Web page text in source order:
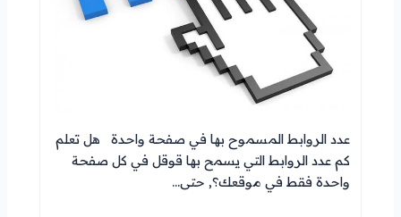
عدد الروابط المسموح بها في صفحة واحدة هل تعلم
كم عدد الروابط التي يسمح بها قوقل في كل صفحة
واحدة فقط في موقعك؟, حتى…